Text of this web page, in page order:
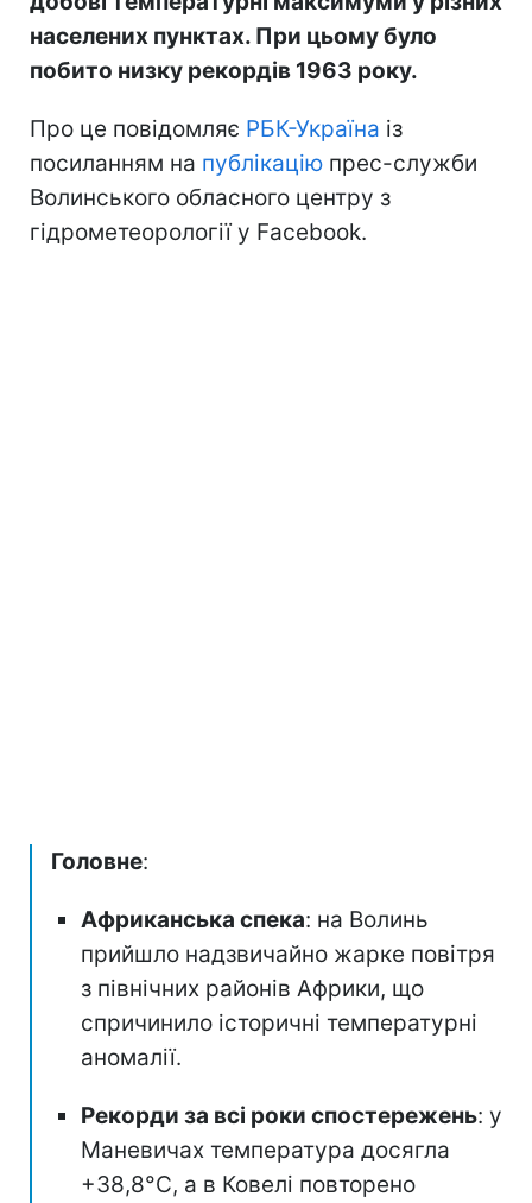
населених пунктах. При цьому було
побито низку рекордів 1963 року.
Про це повідомляє РБК-Україна із
посиланням на публікацію прес-служби
Волинського обласного центру з
гідрометеорології у Facebook.
Головне:
Африканська спека: на Волинь
прийшло надзвичайно жарке повітря
з північних районів Африки, що
спричинило історичні температурні
аномалії.
Рекорди за всі роки спостережень: у
Маневичах температура досягла
+38,8°С, а в Ковелі повторено